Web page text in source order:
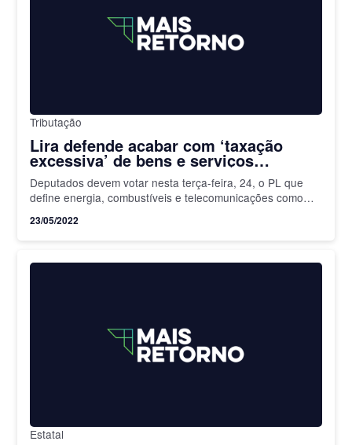
Tributação
Lira defende acabar com ‘taxação
excessiva’ de bens e serviços
essenciais no País
Deputados devem votar nesta terça-feira, 24, o PL que
define energia, combustíveis e telecomunicações como
23/05/2022
Estatal